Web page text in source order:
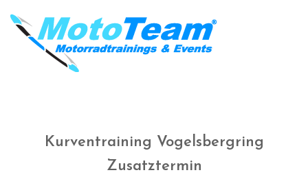
Kurventraining Vogelsbergring
Zusatztermin